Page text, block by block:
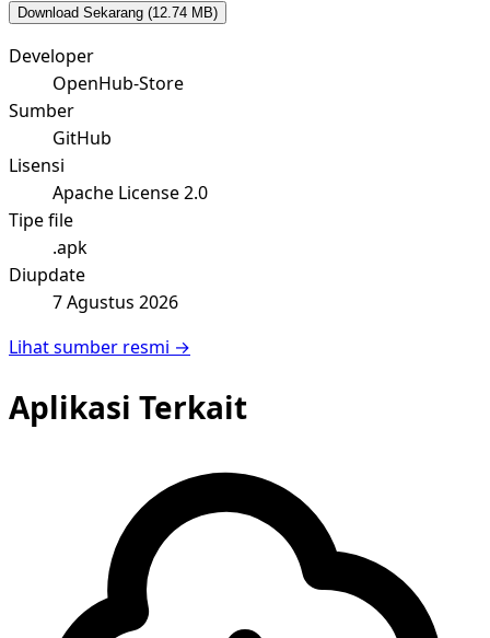
Download Sekarang (12.74 MB)
Developer
OpenHub-Store
Sumber
GitHub
Lisensi
Apache License 2.0
Tipe file
.apk
Diupdate
7 Agustus 2026
Lihat sumber resmi →
Aplikasi Terkait